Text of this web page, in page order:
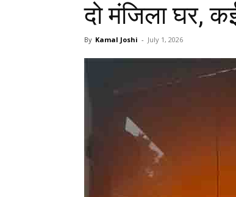
दो मंजिला घर,
By Kamal Joshi - July 1, 2026